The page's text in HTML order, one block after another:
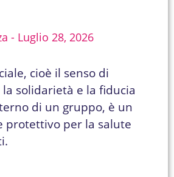
Luglio 28, 2026
cioè il senso di
solidarietà e la fiducia
di un gruppo, è un
protettivo per la salute